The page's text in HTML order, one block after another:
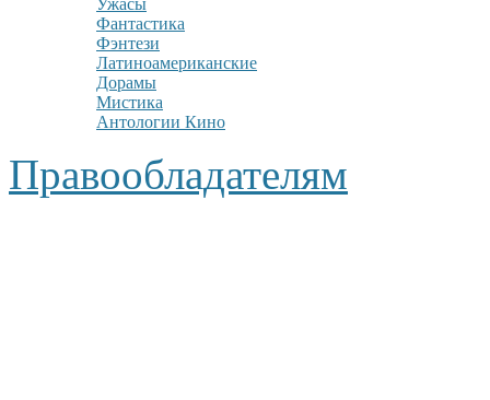
Фантастика
Фэнтези
Латиноамериканские
Дорамы
Мистика
Антологии Кино
Правообладателям